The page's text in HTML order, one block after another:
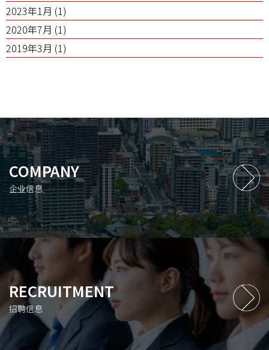
2023年1月 (1)
2020年7月 (1)
2019年3月 (1)
COMPANY
企业信息
RECRUITMENT
招聘信息